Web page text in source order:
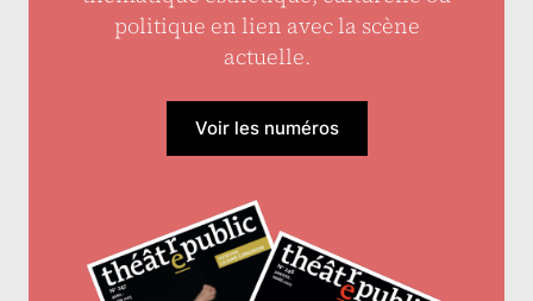
politique en lien avec la scène
actuelle.
Voir les numéros